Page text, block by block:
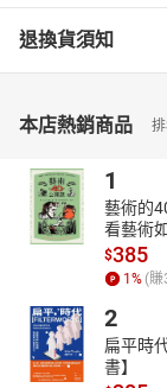
退換貨須知
本店熱銷商品
1
藝術的
看藝術
$385
1% (賺
2
扁平時
書】